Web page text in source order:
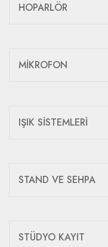
HOPARLÖR
MİKROFON
IŞIK SİSTEMLERİ
STAND VE SEHPA
STÜDYO KAYIT